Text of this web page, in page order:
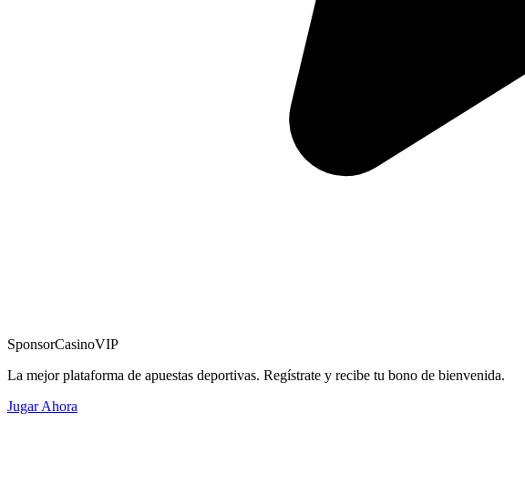
SponsorCasinoVIP
La mejor plataforma de apuestas deportivas. Regístrate y recibe tu bono de bienvenida.
Jugar Ahora